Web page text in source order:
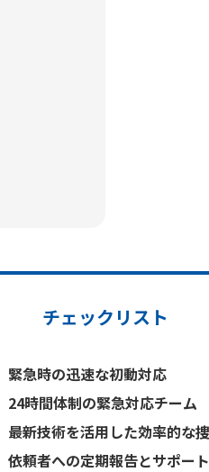
チェックリスト
緊急時の迅速な初動対応
24時間体制の緊急対応チーム
最新技術を活用した効率的な
依頼者への定期報告とサポート